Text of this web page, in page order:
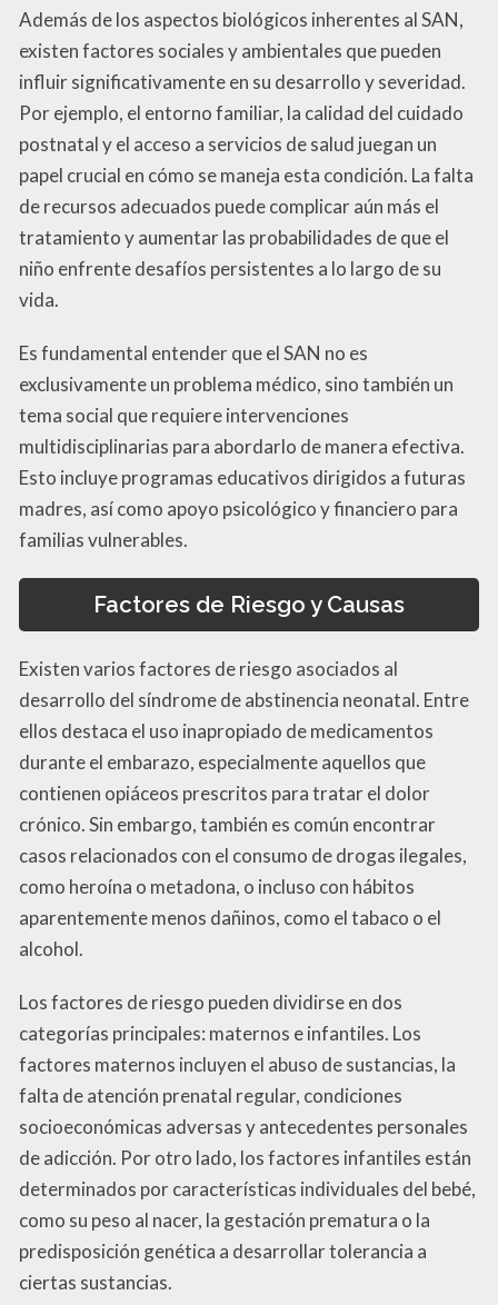
Además de los aspectos biológicos inherentes al SAN,
existen factores sociales y ambientales que pueden
influir significativamente en su desarrollo y severidad.
Por ejemplo, el entorno familiar, la calidad del cuidado
postnatal y el acceso a servicios de salud juegan un
papel crucial en cómo se maneja esta condición. La falta
de recursos adecuados puede complicar aún más el
tratamiento y aumentar las probabilidades de que el
niño enfrente desafíos persistentes a lo largo de su
vida.
Es fundamental entender que el SAN no es
exclusivamente un problema médico, sino también un
tema social que requiere intervenciones
multidisciplinarias para abordarlo de manera efectiva.
Esto incluye programas educativos dirigidos a futuras
madres, así como apoyo psicológico y financiero para
familias vulnerables.
Factores de Riesgo y Causas
Existen varios factores de riesgo asociados al
desarrollo del síndrome de abstinencia neonatal. Entre
ellos destaca el uso inapropiado de medicamentos
durante el embarazo, especialmente aquellos que
contienen opiáceos prescritos para tratar el dolor
crónico. Sin embargo, también es común encontrar
casos relacionados con el consumo de drogas ilegales,
como heroína o metadona, o incluso con hábitos
aparentemente menos dañinos, como el tabaco o el
alcohol.
Los factores de riesgo pueden dividirse en dos
categorías principales: maternos e infantiles. Los
factores maternos incluyen el abuso de sustancias, la
falta de atención prenatal regular, condiciones
socioeconómicas adversas y antecedentes personales
de adicción. Por otro lado, los factores infantiles están
determinados por características individuales del bebé,
como su peso al nacer, la gestación prematura o la
predisposición genética a desarrollar tolerancia a
ciertas sustancias.